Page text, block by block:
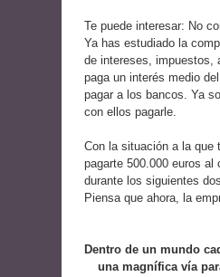
Te puede interesar: No
Ya has estudiado la
de intereses, impuestos,
paga un interés medio
pagar a los bancos. Ya
con ellos pagarle.
Con la situación a la que
pagarte 500.000 euros
durante los siguientes
Piensa que ahora, la
Dentro de un mundo
una magnífica vía